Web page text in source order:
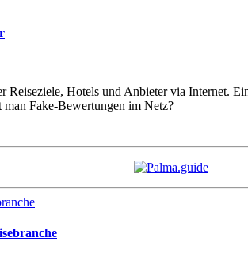
Hotels und Anbieter via Internet.
man Fake-Bewertungen im Netz?